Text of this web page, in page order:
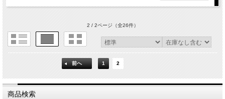
2 / 2ページ（全26件）
前へ 1 2
商品検索